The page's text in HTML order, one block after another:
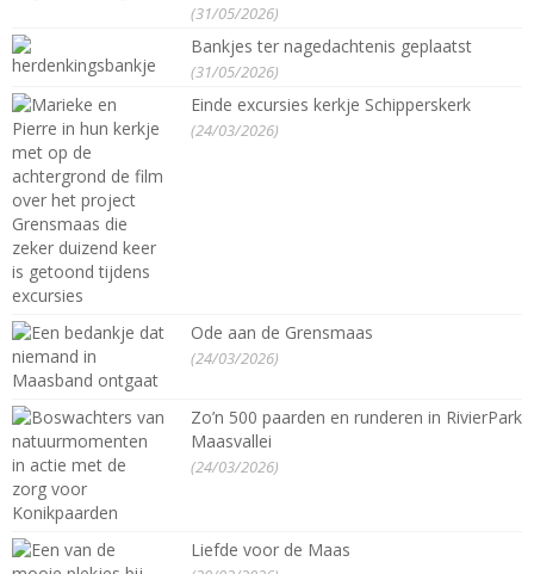
(31/05/2026)
Bankjes ter nagedachtenis geplaatst
(31/05/2026)
Einde excursies kerkje Schipperskerk
(24/03/2026)
Ode aan de Grensmaas
(24/03/2026)
Zo’n 500 paarden en runderen in RivierPark
Maasvallei
(24/03/2026)
Liefde voor de Maas